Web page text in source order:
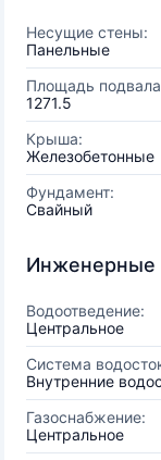
Несущие стены:
Панельные
Площадь
1271.5
Крыша:
Железобетонные
Фундамент:
Свайный
Инженерные
Водоотведение:
Центральное
Система
Внутренние
Газоснабжение:
Центральное